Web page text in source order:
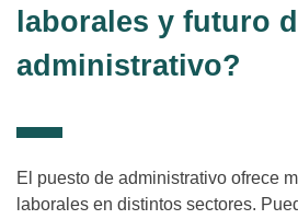
laborales y futuro
administrativo?
El puesto de administrativo ofrece
laborales en distintos sectores.